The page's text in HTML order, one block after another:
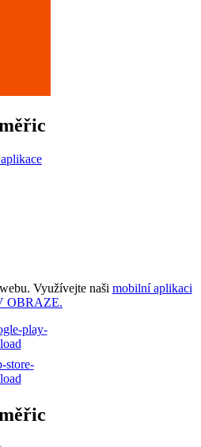
Využívejte naši mobilní aplikaci
OBRAZE.